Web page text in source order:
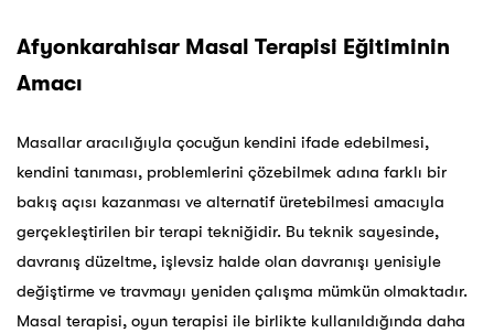
Afyonkarahisar Masal Terapisi Eğitiminin
Amacı
Masallar aracılığıyla çocuğun kendini ifade edebilmesi,
kendini tanıması, problemlerini çözebilmek adına farklı bir
bakış açısı kazanması ve alternatif üretebilmesi amacıyla
gerçekleştirilen bir terapi tekniğidir. Bu teknik sayesinde,
davranış düzeltme, işlevsiz halde olan davranışı yenisiyle
değiştirme ve travmayı yeniden çalışma mümkün olmaktadır.
Masal terapisi, oyun terapisi ile birlikte kullanıldığında daha